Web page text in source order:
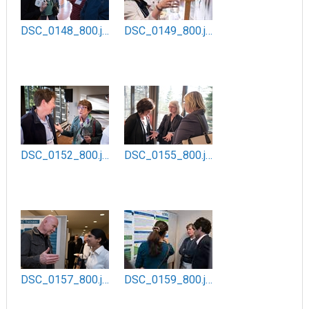
DSC_0148_800.jpg DSC_0149_800.jpg
DSC_0152_800.jpg DSC_0155_800.jpg
DSC_0157_800.jpg DSC_0159_800.jpg